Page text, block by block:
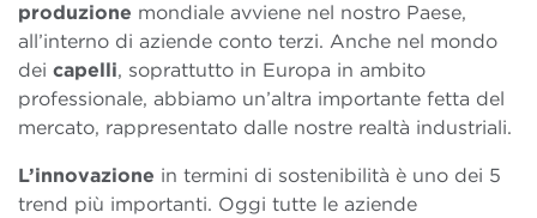
produzione mondiale avviene nel nostro Paese,
all’interno di aziende conto terzi. Anche nel mondo
dei capelli, soprattutto in Europa in ambito
professionale, abbiamo un’altra importante fetta del
mercato, rappresentato dalle nostre realtà industriali.
L’innovazione in termini di sostenibilità è uno dei 5
trend più importanti. Oggi tutte le aziende